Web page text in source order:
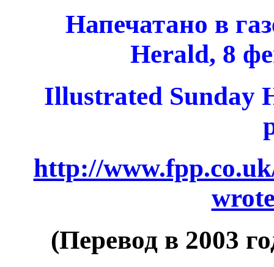
Напечатано в
Herald, 8
Illustrated Sunday
http://
(Перевод в 2003